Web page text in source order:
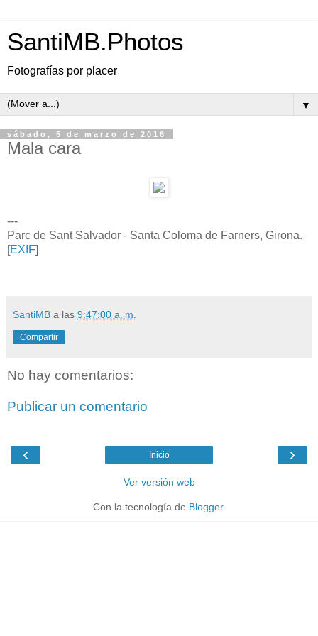
SantiMB.Photos
Fotografías por placer
▼
sábado, 5 de marzo de 2016
Mala cara
---
Parc de Sant Salvador - Santa Coloma de Farners, Girona.
[EXIF]
SantiMB a las 9:47:00 a. m.
Compartir
No hay comentarios:
Publicar un comentario
‹ ›
Inicio
Ver versión web
Con la tecnología de Blogger.